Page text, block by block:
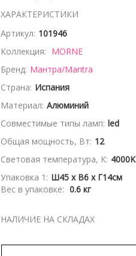
ХАРАКТЕРИСТИКИ
Артикул: 101946
Коллекция: MORNE
Бренд: Мантра/Mantra
Страна: Испания
Материал: Алюминий
Совместимые типы ламп: led
Общая мощность, Вт: 12
Световая температура, К: 4000K
Упаковка 1: Ш45 x В6 x Г14см
Вес в упаковке: 0.6 кг
НАЛИЧИЕ НА СКЛАДАХ